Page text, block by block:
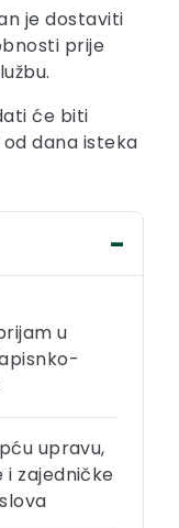
je dostaviti
prije
će biti
dana isteka
u
upravu,
zajedničke